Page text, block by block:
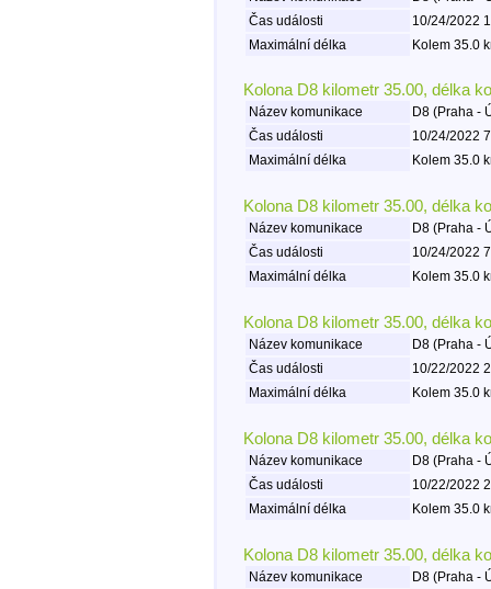
Čas události
10/24/2022
Maximální délka
Kolem 35.0
Kolona D8 kilometr 35.00, délka
Název komunikace
D8 (Praha -
Čas události
10/24/2022
Maximální délka
Kolem 35.0
Kolona D8 kilometr 35.00, délka
Název komunikace
D8 (Praha -
Čas události
10/24/2022
Maximální délka
Kolem 35.0
Kolona D8 kilometr 35.00, délka
Název komunikace
D8 (Praha -
Čas události
10/22/2022
Maximální délka
Kolem 35.0
Kolona D8 kilometr 35.00, délka
Název komunikace
D8 (Praha -
Čas události
10/22/2022
Maximální délka
Kolem 35.0
Kolona D8 kilometr 35.00, délka
Název komunikace
D8 (Praha -